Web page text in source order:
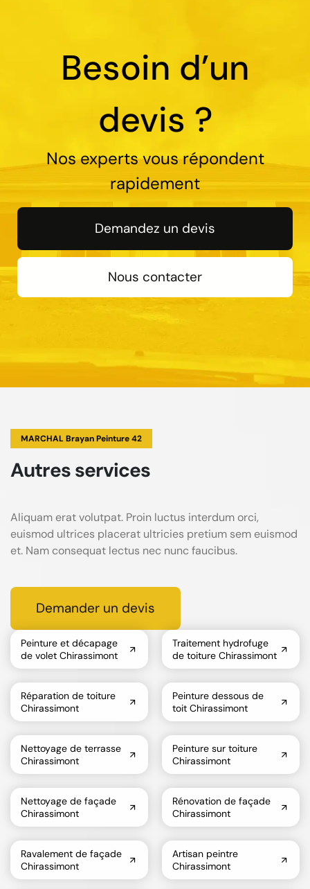
Besoin d’un
devis ?
Nos experts vous répondent
rapidement
Demandez un devis
Nous contacter
MARCHAL Brayan Peinture 42
Autres services
Aliquam erat volutpat. Proin luctus interdum orci,
euismod ultrices placerat ultricies pretium sem euismod
et. Nam consequat lectus nec nunc faucibus.
Demander un devis
Peinture et décapage
de volet Chirassimont
Traitement hydrofuge
de toiture Chirassimont
Réparation de toiture
Chirassimont
Peinture dessous de
toit Chirassimont
Nettoyage de terrasse
Chirassimont
Peinture sur toiture
Chirassimont
Nettoyage de façade
Chirassimont
Rénovation de façade
Chirassimont
Ravalement de façade
Chirassimont
Artisan peintre
Chirassimont